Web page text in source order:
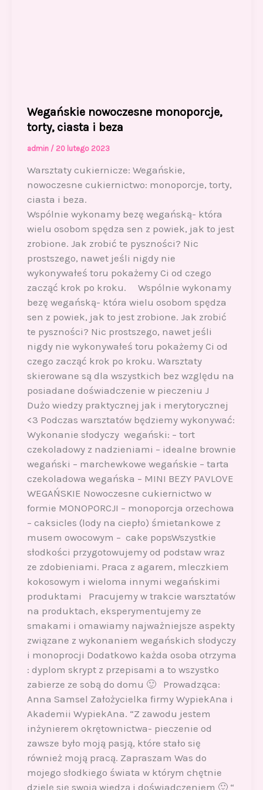
Wegańskie nowoczesne monoporcje,
torty, ciasta i beza
admin / 20 lutego 2023
Warsztaty cukiernicze: Wegańskie,
nowoczesne cukiernictwo: monoporcje, torty,
ciasta i beza.
Wspólnie wykonamy bezę wegańską- która
wielu osobom spędza sen z powiek, jak to jest
zrobione. Jak zrobić te pyszności? Nic
prostszego, nawet jeśli nigdy nie
wykonywałeś toru pokażemy Ci od czego
zacząć krok po kroku. Wspólnie wykonamy
bezę wegańską- która wielu osobom spędza
sen z powiek, jak to jest zrobione. Jak zrobić
te pyszności? Nic prostszego, nawet jeśli
nigdy nie wykonywałeś toru pokażemy Ci od
czego zacząć krok po kroku. Warsztaty
skierowane są dla wszystkich bez względu na
posiadane doświadczenie w pieczeniu J
Dużo wiedzy praktycznej jak i merytorycznej
<3 Podczas warsztatów będziemy wykonywać:
Wykonanie słodyczy wegański: – tort
czekoladowy z nadzieniami – idealne brownie
wegański – marchewkowe wegańskie – tarta
czekoladowa wegańska – MINI BEZY PAVLOVE
WEGAŃSKIE Nowoczesne cukiernictwo w
formie MONOPORCJI – monoporcja orzechowa
– caksicles (lody na ciepło) śmietankowe z
musem owocowym – cake popsWszystkie
słodkości przygotowujemy od podstaw wraz
ze zdobieniami. Praca z agarem, mleczkiem
kokosowym i wieloma innymi wegańskimi
produktami Pracujemy w trakcie warsztatów
na produktach, eksperymentujemy ze
smakami i omawiamy najważniejsze aspekty
związane z wykonaniem wegańskich słodyczy
i monoprocji Dodatkowo każda osoba otrzyma
: dyplom skrypt z przepisami a to wszystko
zabierze ze sobą do domu 🙂 Prowadząca:
Anna Samsel Założycielka firmy WypiekAna i
Akademii WypiekAna. “Z zawodu jestem
inżynierem okrętownictwa- pieczenie od
zawsze było moją pasją, które stało się
również moją pracą. Zapraszam Was do
mojego słodkiego świata w którym chętnie
dzielę się swoją wiedzą i doświadczeniem 🙂 “